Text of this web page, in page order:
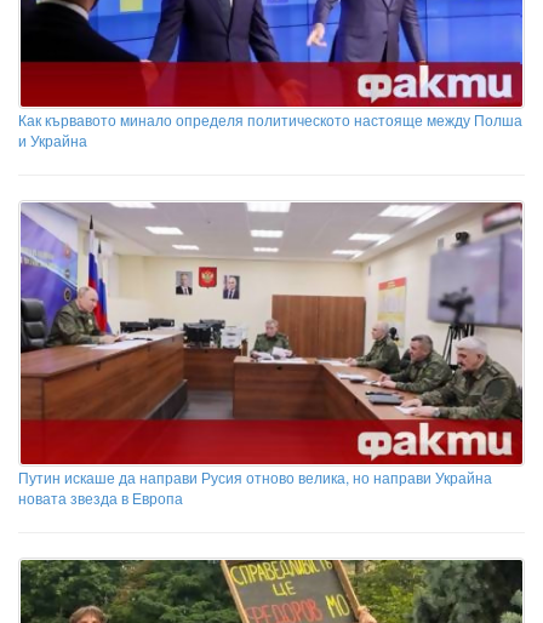
Как кървавото минало определя политическото настояще между Полша
и Украйна
Путин искаше да направи Русия отново велика, но направи Украйна
новата звезда в Европа